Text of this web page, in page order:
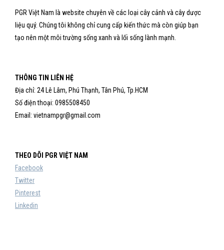
PGR Việt Nam là website chuyên về các loại cây cảnh và cây dược
liệu quý. Chúng tôi không chỉ cung cấp kiến thức mà còn giúp bạn
tạo nên một môi trường sống xanh và lối sống lành mạnh.
THÔNG TIN LIÊN HỆ
Địa chỉ: 24 Lê Lâm, Phú Thạnh, Tân Phú, Tp.HCM
Số điện thoại: 0985508450
Email: vietnampgr@gmail.com
THEO DÕI PGR VIỆT NAM
Facebook
Twitter
Pinterest
Linkedin